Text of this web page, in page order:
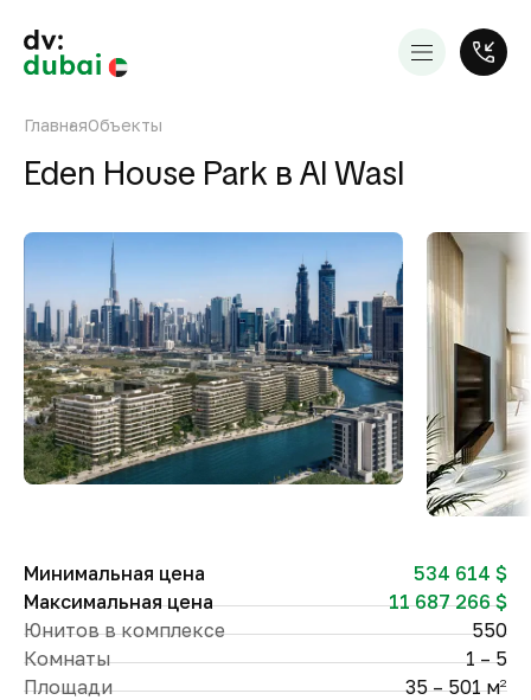
ГлавнаяОбъекты
Eden House Park в Al Wasl
Минимальная цена
534 614 $
Максимальная цена
11 687 266 $
Юнитов в комплексе
550
Комнаты
1 – 5
Площади
35 – 501 м2